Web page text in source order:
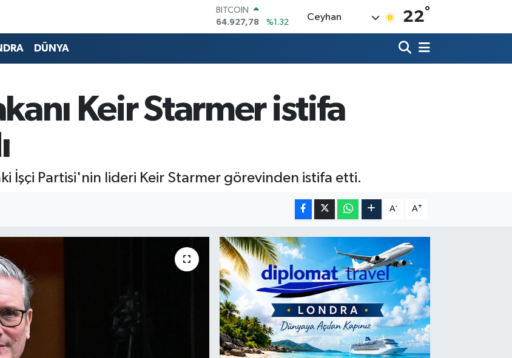
DOLAR
47,5894
%0.08
EURO
%4.44
BİST100
13.703
%11
Ceyhan 22°
DÜNYA
Keir Starmer istifa
İşçi Partisi'nin lideri Keir Starmer görevinden istifa etti.
A- A+